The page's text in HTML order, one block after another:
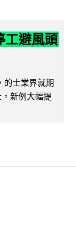
工避風頭
的士業界就期
新例大幅提